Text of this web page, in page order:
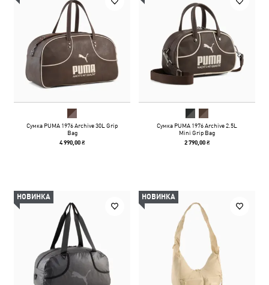
Сумка PUMA 1976 Archive 30L Grip
Bag
4 990,00 ₴
Сумка PUMA 1976 Archive 2.5L
Mini Grip Bag
2 790,00 ₴
НОВИНКА НОВИНКА